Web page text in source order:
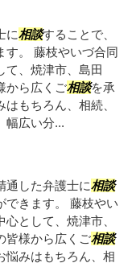
に相談することで、
す。 藤枝やいづ合同
て、焼津市、島田
から広くご相談を承
もちろん、相続、
幅広い分...
通した弁護士に相談
できます。 藤枝やい
として、焼津市、
皆様から広くご相談
悩みはもちろん、相